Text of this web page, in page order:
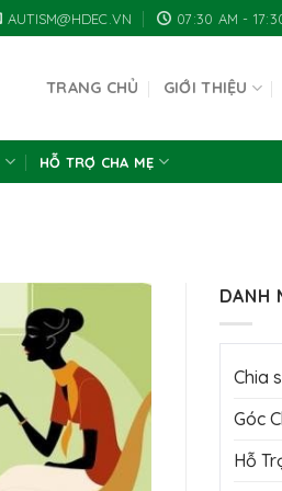
AUTISM@HDEC.VN 07:30 AM -
TRANG CHỦ GIỚI THIỆU
HỖ TRỢ CHA MẸ
DANH
Chia
Góc
Hỗ